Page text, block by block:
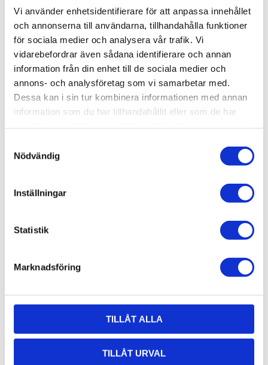
Vi använder enhetsidentifierare för att anpassa innehållet
och annonserna till användarna, tillhandahålla funktioner
för sociala medier och analysera vår trafik. Vi
vidarebefordrar även sådana identifierare och annan
information från din enhet till de sociala medier och
annons- och analysföretag som vi samarbetar med.
Dessa kan i sin tur kombinera informationen med annan
information som du har tillhandahållit eller som de har
Nödvändig
Inställningar
Statistik
Marknadsföring
TILLÅT ALLA
TILLÅT URVAL
Lagerstatus
Lagervara
Artikelnr
017-102
Vikt
0,12 kg
Hjul, T-Spår 11
3D step-fil:Här kan du hämta en 3D step-fil
102
Material:Polyamid
Mutter: 004-009
Inkl. kullager och distanshylsa, För
Hjulok, T-Spår 11:
AluCon AB